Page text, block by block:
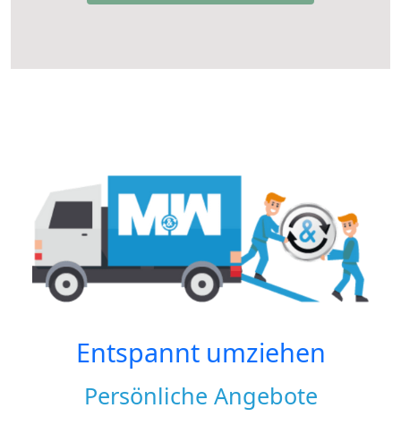
Entspannt umziehen
Persönliche Angebote